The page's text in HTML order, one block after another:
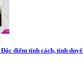
điểm tính cách, tình